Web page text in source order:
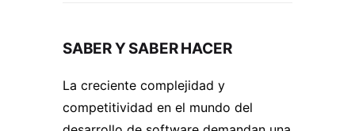
SABER Y SABER HACER
La creciente complejidad y
competitividad en el mundo del